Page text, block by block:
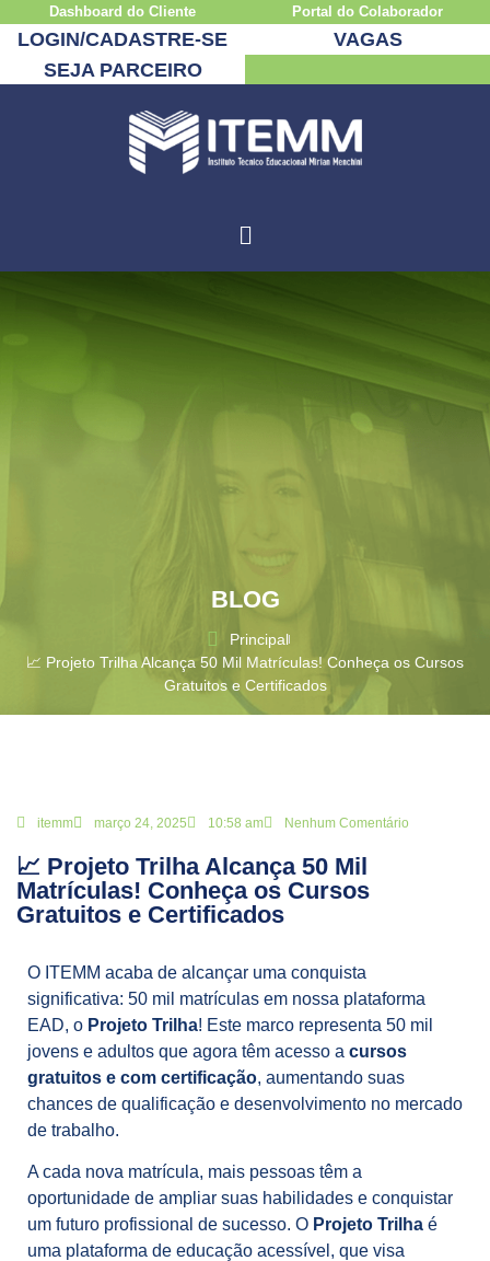
Dashboard do Cliente Portal do Colaborador
LOGIN/CADASTRE-SE
VAGAS
SEJA PARCEIRO
BLOG
Principal
📈 Projeto Trilha Alcança 50 Mil Matrículas! Conheça os Cursos
Gratuitos e Certificados
itemm março 24, 2025 10:58 am Nenhum Comentário
📈 Projeto Trilha Alcança 50 Mil
Matrículas! Conheça os Cursos
Gratuitos e Certificados
O ITEMM acaba de alcançar uma conquista
significativa: 50 mil matrículas em nossa plataforma
EAD, o Projeto Trilha! Este marco representa 50 mil
jovens e adultos que agora têm acesso a cursos
gratuitos e com certificação, aumentando suas
chances de qualificação e desenvolvimento no mercado
de trabalho.
A cada nova matrícula, mais pessoas têm a
oportunidade de ampliar suas habilidades e conquistar
um futuro profissional de sucesso. O Projeto Trilha é
uma plataforma de educação acessível, que visa